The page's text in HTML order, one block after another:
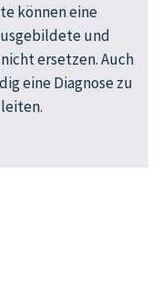
können eine
und
ersetzen. Auch
eine Diagnose zu